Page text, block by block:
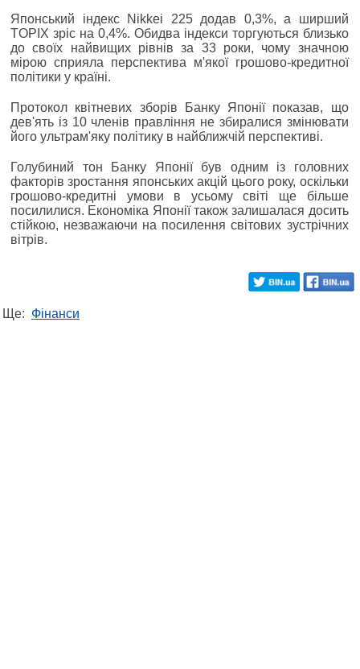
Японський індекс Nikkei 225 додав 0,3%, а ширший
TOPIX зріс на 0,4%. Обидва індекси торгуються близько
до своїх найвищих рівнів за 33 роки, чому значною
мірою сприяла перспектива м'якої грошово-кредитної
політики у країні.
Протокол квітневих зборів Банку Японії показав, що
дев'ять із 10 членів правління не збиралися змінювати
його ультрам'яку політику в найближчій перспективі.
Голубиний тон Банку Японії був одним із головних
факторів зростання японських акцій цього року, оскільки
грошово-кредитні умови в усьому світі ще більше
посилилися. Економіка Японії також залишалася досить
стійкою, незважаючи на посилення світових зустрічних
вітрів.
Ще: Фінанси